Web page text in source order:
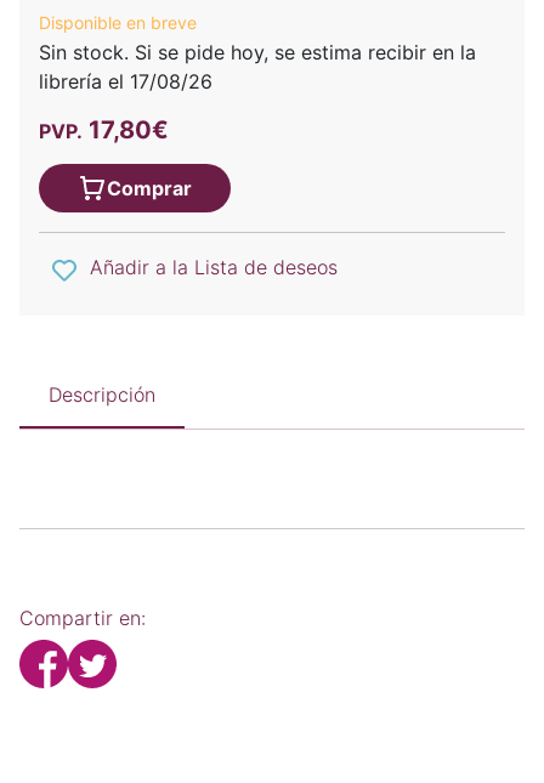
Disponible en breve
Sin stock. Si se pide hoy, se estima recibir en la
librería el 17/08/26
PVP. 17,80€
Comprar
Añadir a la Lista de deseos
Descripción
Compartir en: